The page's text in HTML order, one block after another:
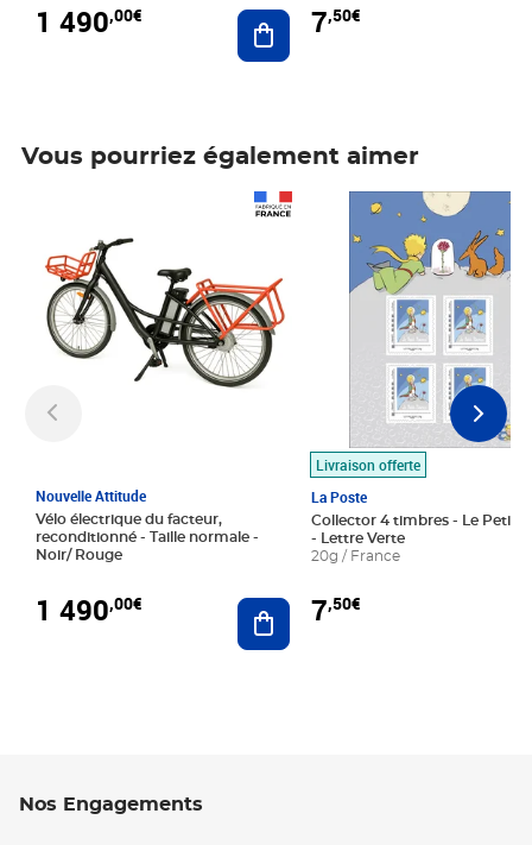
1 490,00€ Ajouter au panier
7,50€
Vous pourriez également aimer
Nouvelle Attitude
Vélo électrique du facteur,
reconditionné - Taille normale -
Noir/ Rouge
1 490,00€ Ajouter au panier
Livraison offerte
La Poste
Collector 4 timbres - Le Petit
- Lettre Verte
20g / France
7,50€
Prix 7,50€
Nos Engagements